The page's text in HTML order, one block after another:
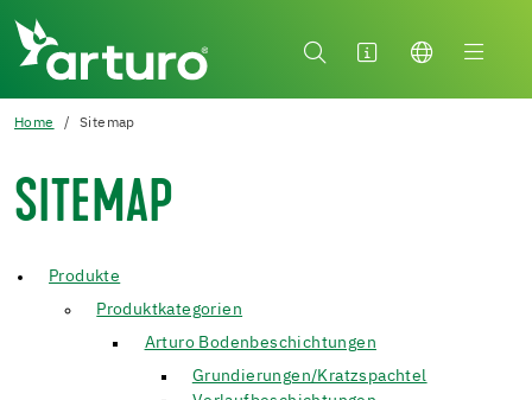
Home Sitemap
SITEMAP
Produkte
Produktkategorien
Arturo Bodenbeschichtungen
Grundierungen/Kratzspachtel